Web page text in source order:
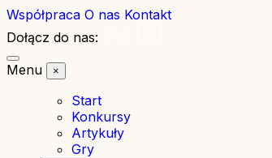
Współpraca O nas Kontakt
Dołącz do nas:
Menu
×
Start
Konkursy
Artykuły
Gry